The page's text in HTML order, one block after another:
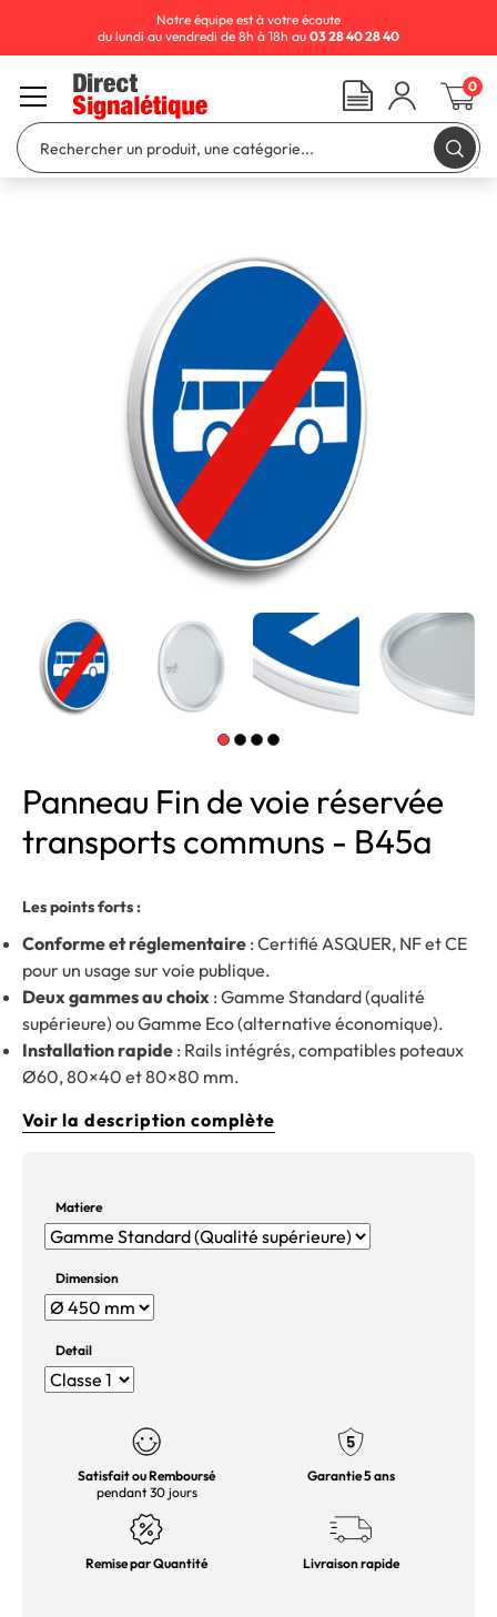
Panneau Fin de voie réservée
transports communs - B45a
Les points forts :
Conforme et réglementaire : Certifié ASQUER, NF et CE
pour un usage sur voie publique.
Deux gammes au choix : Gamme Standard (qualité
supérieure) ou Gamme Eco (alternative économique).
Installation rapide : Rails intégrés, compatibles poteaux
Ø60, 80×40 et 80×80 mm.
Voir la description complète
Matiere
Dimension
Detail
Satisfait ou Remboursé
pendant 30 jours
Garantie 5 ans
Remise par Quantité Livraison rapide
Notre équipe est à votre écoute
du lundi au vendredi de 8h à 18h au 03 28 40 28 40
0